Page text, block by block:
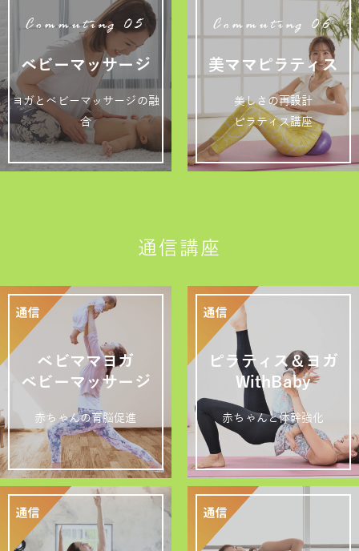
Commuting 05
ベビーマッサージ
ヨガとベビーマッサージの融
合
Commuting 06
美ママピラティス
美しさの再設計
ピラティス講座
通信講座
ベビママヨガ
ベビーマッサージ
赤ちゃんの育脳促進
ピラティス＆ヨガ
WithBaby
赤ちゃんと体幹強化